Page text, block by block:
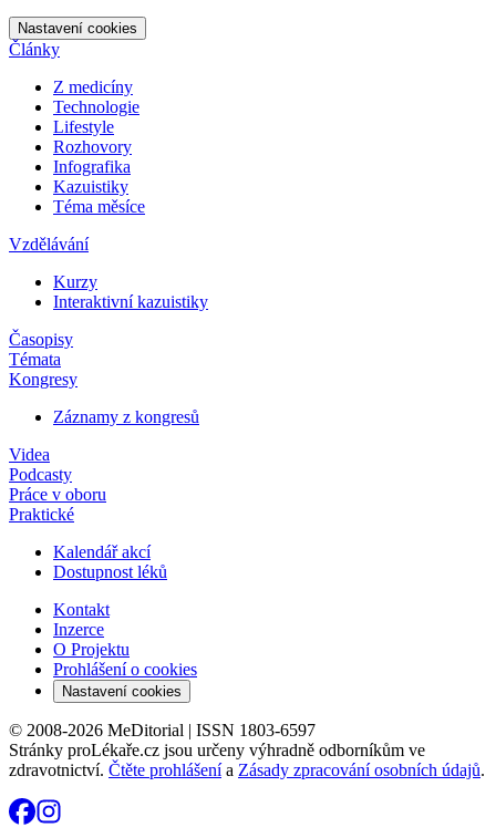
Nastavení cookies
Články
Z medicíny
Technologie
Lifestyle
Rozhovory
Infografika
Kazuistiky
Téma měsíce
Vzdělávání
Kurzy
Interaktivní kazuistiky
Časopisy
Témata
Kongresy
Záznamy z kongresů
Videa
Podcasty
Práce v oboru
Praktické
Kalendář akcí
Dostupnost léků
Kontakt
Inzerce
O Projektu
Prohlášení o cookies
Nastavení cookies
© 2008-2026 MeDitorial | ISSN 1803-6597
Stránky proLékaře.cz jsou určeny výhradně odborníkům ve
zdravotnictví. Čtěte prohlášenía Zásady zpracování osobních údajů.